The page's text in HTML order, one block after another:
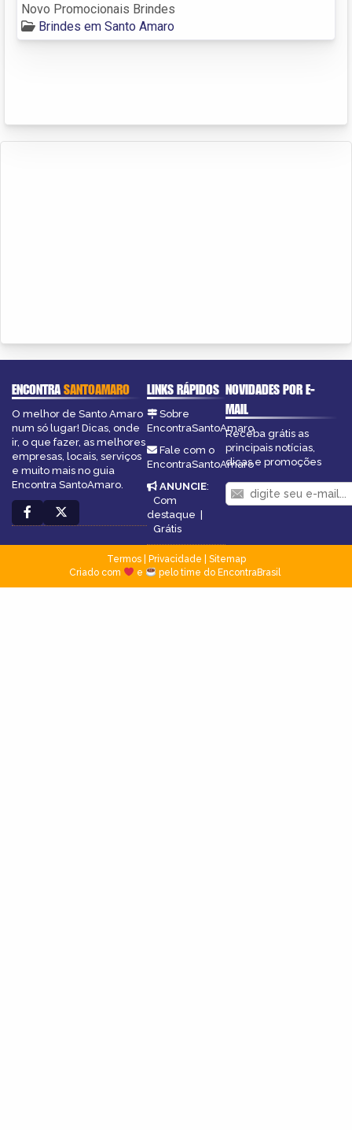
Novo Promocionais Brindes
Brindes em Santo Amaro
ENCONTRASANTOAMARO
O melhor de Santo Amaro
num só lugar! Dicas, onde
ir, o que fazer, as melhores
empresas, locais, serviços
e muito mais no guia
Encontra SantoAmaro.
LINKS RÁPIDOS
Sobre
EncontraSantoAmaro
Fale com o
EncontraSantoAmaro
ANUNCIE:
Com
destaque |
Grátis
NOVIDADES POR E-
MAIL
Receba grátis as
principais notícias,
dicas e promoções
Termos| Privacidade
Sitemap
Criado com
e pelo time do EncontraBrasil